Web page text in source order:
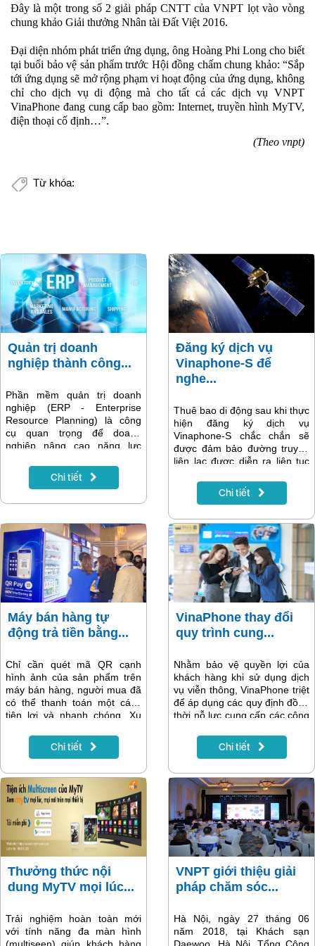
Đây là một trong số 2 giải pháp CNTT của VNPT lọt vào vòng
chung khảo Giải thưởng Nhân tài Đất Việt 2016.
Đại diện nhóm phát triển ứng dụng, ông Hoàng Phi Long cho biết
tại buổi bảo vệ sản phẩm trước Hội đồng chấm chung khảo: “Sắp
tới ứng dụng sẽ mở rộng phạm vi hoạt động của ứng dụng, không
chỉ cho dịch vụ di động mà cho tất cả các dịch vụ VNPT
VinaPhone đang cung cấp bao gồm: Internet, truyền hình MyTV,
điện thoại cố định…”.
(Theo vnpt)
Từ khóa:
Quản trị doanh
nghiệp thành công...
Phần mềm quản trị doanh
nghiệp (ERP - Enterprise
Resource Planning) là công
cụ quan trọng để doanh
nghiệp nâng cao năng lực
giúp doanh nghiệp tiếp cận tốt
hơn với các tiêu chuẩn quốc
sẽ tự gây khó khăn cho mình
và tạo lợi thế cho đối thủ. Tuy
nhiên, không phải lúc nào
doanh nghiệp cũng có thể tiếp
cận với những phần mềm
ERP phù hợp nhất với đơn vị
mình...
Chi tiết
Đăng ký dịch vụ
Vinaphone-S để
nghe...
Thuê bao di động sau khi thực
hiện đăng ký dịch vụ
Vinaphone-S chắc chắn sẽ
được đảm bảo đường truyền
liên lạc được diễn ra liên tục
vùng xa xôi, hẻo lánh nhất –
nơi mà hiện sóng di động
đến được. Vinaphone – S hiện
là dịch vụ di động vệ tinh đầu
tiên tại Việt Nam sở hữu tính
năng vượt trội kết hợp công
nghệ hiện đại có khả năng
phủ sóng rộng khắp.
Chi tiết
Máy bán hàng tự
động trả tiền bằng...
Chỉ cần quét mã QR cạnh
hình ảnh của sản phẩm trên
máy bán hàng, người mua đã
có thể thanh toán một cách
tiện lợi và nhanh chóng. Xu
đang phổ biến trên thế giới và
hiện đã có mặt tại Việt Nam.
Chi tiết
VinaPhone thay đổi
quy trình cung...
Nhằm bảo vệ quyền lợi của
khách hàng khi sử dụng dịch
vụ viễn thông, VinaPhone triệt
để áp dụng các quy định đồng
thời nỗ lực cung cấp các công
dịch vụ và yêu cầu xác nhận
theo hình thức OTP khi đăng
thói quen dùng dịch vụ di
động của khách hàng sẽ phải
thay đổi.
Chi tiết
Thưởng thức nội
dung MyTV mọi lúc...
Trải nghiệm hoàn toàn mới
với tính năng đa màn hình
VNPT giới thiệu giải
pháp chăm sóc...
Hà Nội, ngày 27 tháng 06
năm 2018, tại Khách sạn